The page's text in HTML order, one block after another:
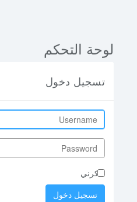
لوحة التحكم
تسجيل دخول
تذكرني